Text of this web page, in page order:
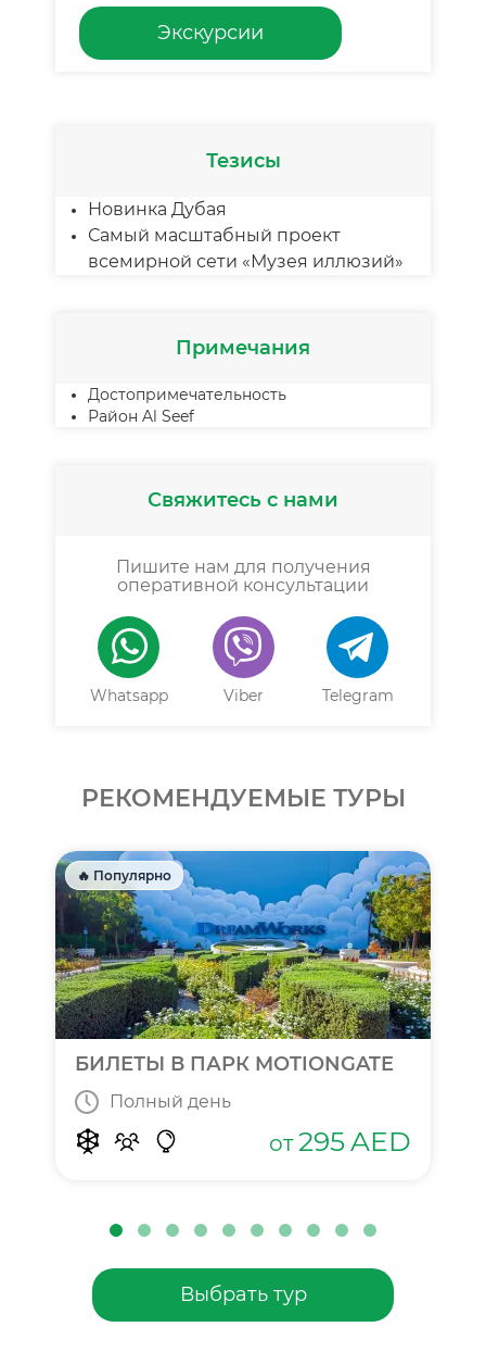
Экскурсии
Тезисы
Новинка Дубая
Самый масштабный проект
всемирной сети «Музея иллюзий»
Примечания
Достопримечательность
Район Al Seef
Свяжитесь с нами
Пишите нам для получения
оперативной консультации
Whatsapp Viber Telegram
РЕКОМЕНДУЕМЫЕ ТУРЫ
🔥 Популярно
БИЛЕТЫ В ПАРК MOTIONGATE
Полный день
от 295AED
Выбрать тур